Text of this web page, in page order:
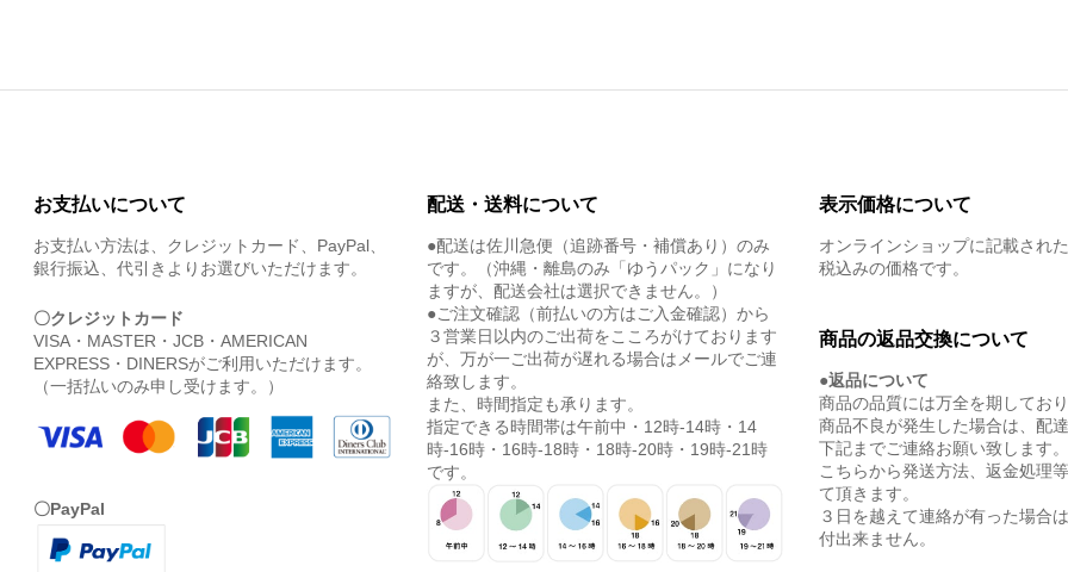
お支払いについて
お支払い方法は、クレジットカード、PayPal、
銀行振込、代引きよりお選びいただけます。
〇クレジットカード
VISA・MASTER・JCB・AMERICAN
EXPRESS・DINERSがご利用いただけます。
（一括払いのみ申し受けます。）
〇PayPal
配送・送料について
●配送は佐川急便（追跡番号・補償あり）のみ
です。（沖縄・離島のみ「ゆうパック」になり
ますが、配送会社は選択できません。）
●ご注文確認（前払いの方はご入金確認）から
３営業日以内のご出荷をこころがけております
が、万が一ご出荷が遅れる場合はメールでご連
絡致します。
また、時間指定も承ります。
指定できる時間帯は午前中・12時-14時・14
時-16時・16時-18時・18時-20時・19時-21時
です。
表示価格について
オンラインショップに記載され
税込みの価格です。
商品の返品交換について
●返品について
商品の品質には万全を期してお
商品不良が発生した場合は、配
下記までご連絡お願い致します。
こちらから発送方法、返金処理
て頂きます。
３日を越えて連絡が有った場合
付出来ません。